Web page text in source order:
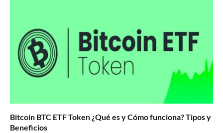
Bitcoin BTC ETF Token ¿Qué es y Cómo funciona? Tipos y
Beneficios